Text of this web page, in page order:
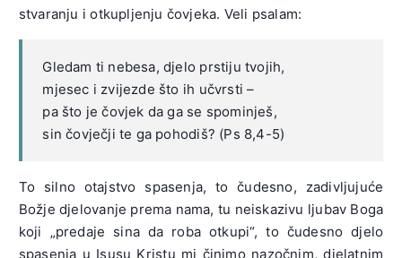
stvaranju i otkupljenju čovjeka. Veli psalam:
Gledam ti nebesa, djelo prstiju tvojih,
mjesec i zvijezde što ih učvrsti –
pa što je čovjek da ga se spominješ,
sin čovječji te ga pohodiš? (Ps 8,4-5)
To silno otajstvo spasenja, to čudesno, zadivljujuće
Božje djelovanje prema nama, tu neiskazivu ljubav Boga
koji „predaje sina da roba otkupi“, to čudesno djelo
spasenja u Isusu Kristu mi činimo nazočnim, djelatnim